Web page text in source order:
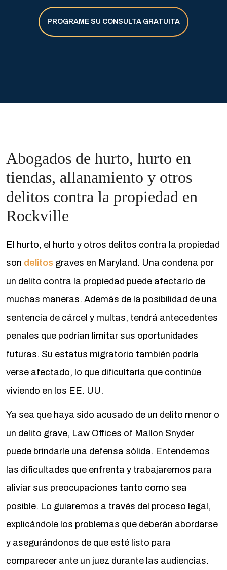
PROGRAME SU CONSULTA GRATUITA
Abogados de hurto, hurto en
tiendas, allanamiento y otros
delitos contra la propiedad en
Rockville
El hurto, el hurto y otros delitos contra la propiedad
son delitos graves en Maryland. Una condena por
un delito contra la propiedad puede afectarlo de
muchas maneras. Además de la posibilidad de una
sentencia de cárcel y multas, tendrá antecedentes
penales que podrían limitar sus oportunidades
futuras. Su estatus migratorio también podría
verse afectado, lo que dificultaría que continúe
viviendo en los EE. UU.
Ya sea que haya sido acusado de un delito menor o
un delito grave, Law Offices of Mallon Snyder
puede brindarle una defensa sólida. Entendemos
las dificultades que enfrenta y trabajaremos para
aliviar sus preocupaciones tanto como sea
posible. Lo guiaremos a través del proceso legal,
explicándole los problemas que deberán abordarse
y asegurándonos de que esté listo para
comparecer ante un juez durante las audiencias.